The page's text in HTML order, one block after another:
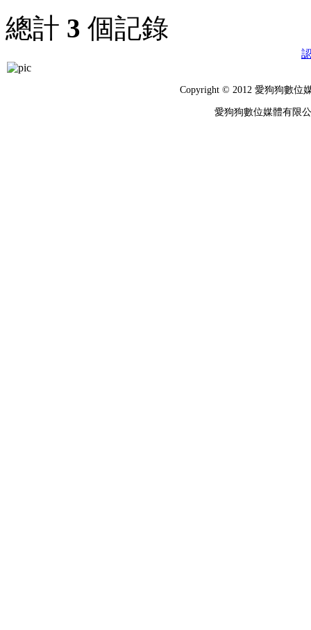
總計 3 個記錄
Copyright © 2012 愛狗狗數位
愛狗狗數位媒體有限